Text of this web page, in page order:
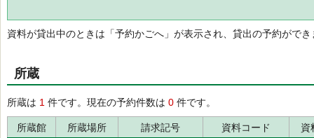
資料が貸出中のときは「予約かごへ」が表示され、貸出の予約ができ
所蔵
所蔵は 1 件です。現在の予約件数は 0 件です。
所蔵館 所蔵場所 請求記号 資料コード 資